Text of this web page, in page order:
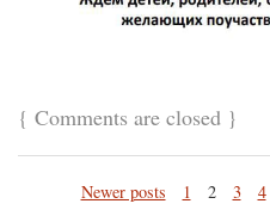
{ Comments are closed }
Newer posts 1 2 3 4